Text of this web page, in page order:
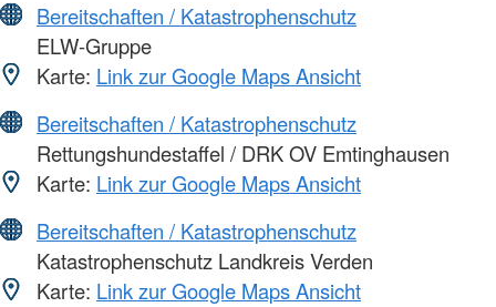
Bereitschaften / Katastrophenschutz
ELW-Gruppe
Karte: Link zur Google Maps Ansicht
Bereitschaften / Katastrophenschutz
Rettungshundestaffel / DRK OV Emtinghausen
Karte: Link zur Google Maps Ansicht
Bereitschaften / Katastrophenschutz
Katastrophenschutz Landkreis Verden
Karte: Link zur Google Maps Ansicht